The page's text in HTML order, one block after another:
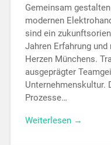
Gemeinsam
modernen
sind ein
Jahren Erfahrung
Herzen Münchens.
ausgeprägter
Unternehmenskultur.
Prozesse…
Weiterlesen →